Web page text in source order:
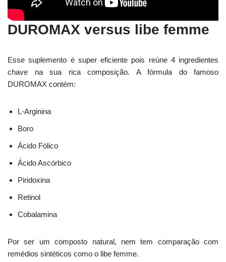
DUROMAX versus libe femme
Esse suplemento é super eficiente pois reúne 4 ingredientes
chave na sua rica composição. A fórmula do famoso
DUROMAX contém:
L-Arginina
Boro
Ácido Fólico
Ácido Ascórbico
Piridoxina
Retinol
Cobalamina
Por ser um composto natural, nem tem comparação com
remédios sintéticos como o libe femme.